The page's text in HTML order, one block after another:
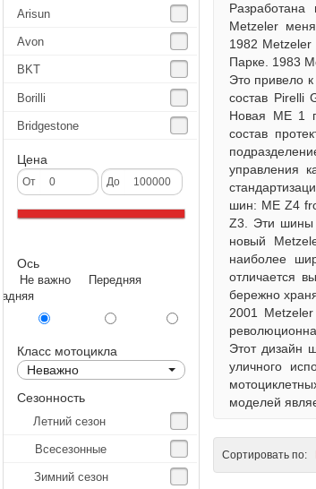
Arisun
Avon
BKT
Borilli
Bridgestone
Continental
CST
Deestone
Excel
Forerunner
GoldenTyre
Gummy
Heidenau
IRC
Цена
От До
Ось
Не важно Передняя
Задняя
Класс мотоцикла
Неважно
Сезонность
Летний сезон
Всесезонные
Зимний сезон
Меtzeler
1982 Меtzeler
Парке. 1983
Это привело
состав Pirelli
Новая МЕ 1
состав
управления
шин: ME Z4
Z3. Эти шины
новый
наиболее
отличается
бережно
2001 Меtzeler
Этот дизайн
уличного
моделей
Сортировать по: